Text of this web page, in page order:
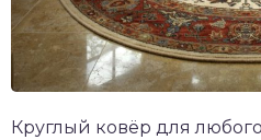
Круглый ковёр для